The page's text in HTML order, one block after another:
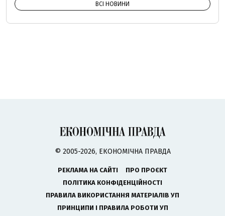
ВСІ НОВИНИ
© 2005-2026, ЕКОНОМІЧНА ПРАВДА
РЕКЛАМА НА САЙТІ
ПРО ПРОЄКТ
ПОЛІТИКА КОНФІДЕНЦІЙНОСТІ
ПРАВИЛА ВИКОРИСТАННЯ МАТЕРІАЛІВ УП
ПРИНЦИПИ І ПРАВИЛА РОБОТИ УП